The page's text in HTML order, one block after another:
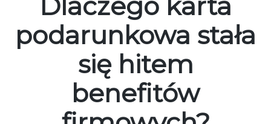
podarunkowa stała
się hitem
benefitów